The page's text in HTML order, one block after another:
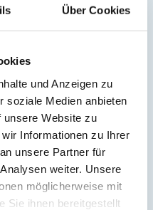
Über Cookies
und Anzeigen zu
soziale Medien anbieten
unsere Website zu
Informationen zu Ihrer
unsere Partner für
weiter. Unsere
möglicherweise mit
Sie ihnen bereitgestellt
m²
Personen
1 - 4